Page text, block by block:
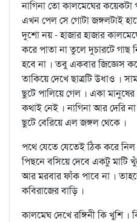
নাগিনা তো কালমেঘের
এখন পেল সে গোটা জঙ্গলটাই
দুশো নয় - হাজার হাজার
করে পাতা না তুলে দুচারটে গাছ
হবে না । তবু একবার জিজ্ঞেস
তাকিয়ে দেখে ছাত্রটি উধাও ।
ছুটে পালিয়ে গেল । একা
কথাই নেই । নাগিনা আর দেরি
ছুটে বেরিয়ে এল জঙ্গল থেকে ।
পথে যেতে যেতেই ঠিক করে নিল
পিছনে বসিয়ে দেবে একটু
আর মরবার ফাঁক পাবে না ।
কবিরাজের বাড়ি ।
কালমেঘ দেখে রঙ্গিনী কি খুশি ।